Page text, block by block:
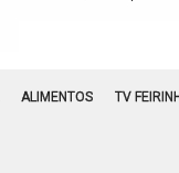
ALIMENTOS TV